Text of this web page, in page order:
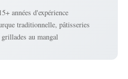
15+ années d'expérience
traditionnelle, pâtisseries
au mangal